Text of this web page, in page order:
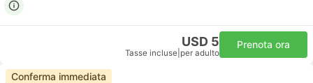
USD 5
Tasse incluse per adulto
Prenota ora
Conferma immediata